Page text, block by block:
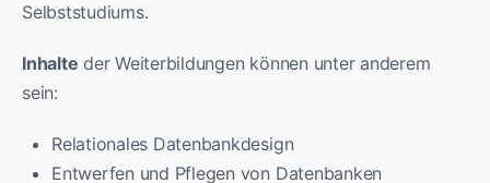
Selbststudiums.
Inhalte der Weiterbildungen können unter anderem
sein:
Relationales Datenbankdesign
Entwerfen und Pflegen von Datenbanken